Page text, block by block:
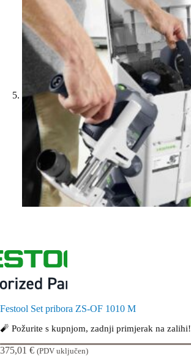
Festool Set pribora ZS-OF 1010 M
🧨 Požurite s kupnjom, zadnji primjerak na zalihi!
375,01 € (PDV uključen)